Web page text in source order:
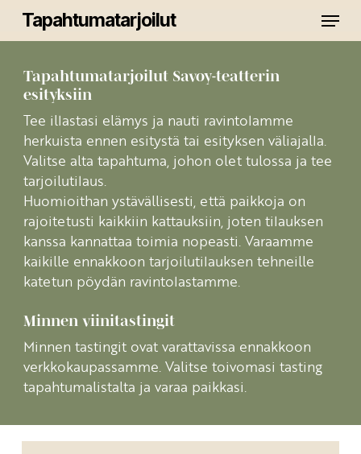
Skip
content
Tapahtumatarjoilut Menu
Tapahtumatarjoilut Savoy-teatterin
esityksiin
Tee illastasi elämys ja nauti ravintolamme
herkuista ennen esitystä tai esityksen väliajalla.
Valitse alta tapahtuma, johon olet tulossa ja tee
tarjoilutilaus.
Huomioithan ystävällisesti, että paikkoja on
rajoitetusti kaikkiin kattauksiin, joten tilauksen
kanssa kannattaa toimia nopeasti. Varaamme
kaikille ennakkoon tarjoilutilauksen tehneille
katetun pöydän ravintolastamme.
Minnen viinitastingit
Minnen tastingit ovat varattavissa ennakkoon
verkkokaupassamme. Valitse toivomasi tasting
tapahtumalistalta ja varaa paikkasi.